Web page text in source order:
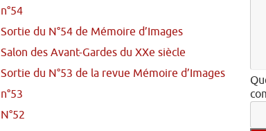
n°54
Sortie du N°54 de Mémoire d’Images
Salon des Avant-Gardes du XXe siècle
Sortie du N°53 de la revue Mémoire d’Images
n°53
N°52